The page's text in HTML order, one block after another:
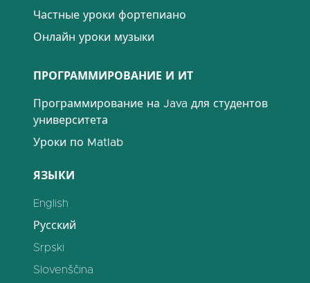
Частные уроки фортепиано
Онлайн уроки музыки
ПРОГРАММИРОВАНИЕ И ИТ
Программирование на Java для студентов
университета
Уроки по Matlab
ЯЗЫКИ
English
Русский
Srpski
Slovenščina